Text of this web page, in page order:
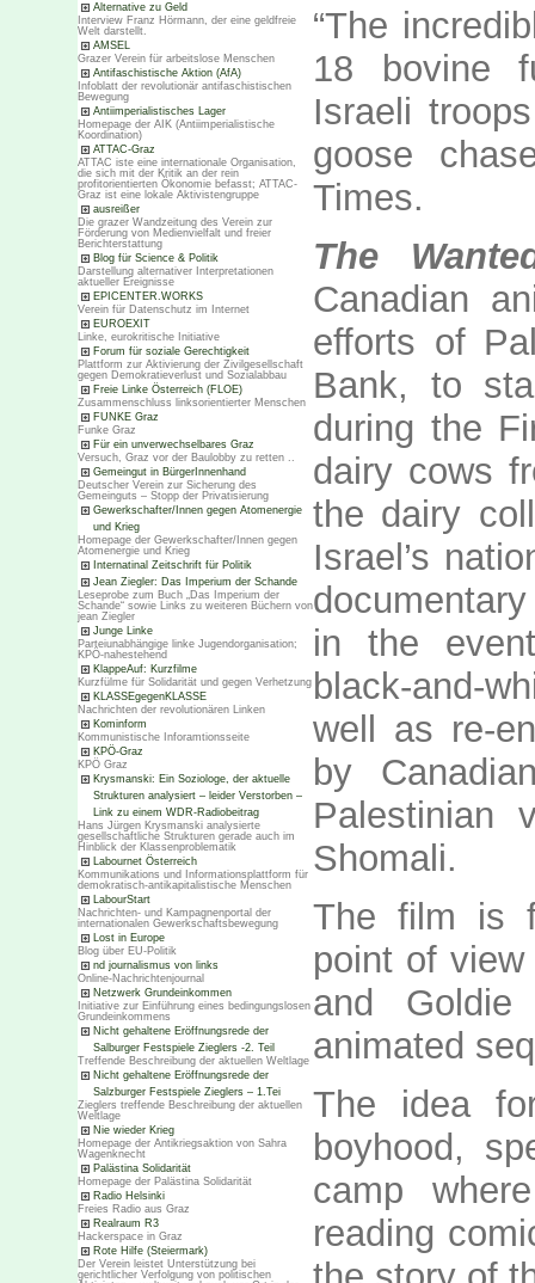
Alternative zu Geld
Interview Franz Hörmann, der eine geldfreie
Welt darstellt.
AMSEL
Grazer Verein für arbeitslose Menschen
Antifaschistische Aktion (AfA)
Infoblatt der revolutionär antifaschistischen
Bewegung
Antiimperialistisches Lager
Homepage der AIK (Antiimperialistische
Koordination)
ATTAC-Graz
ATTAC iste eine internationale Organisation,
die sich mit der Kritik an der rein
profitorientierten Ökonomie befasst; ATTAC-
Graz ist eine lokale Aktivistengruppe
ausreißer
Die grazer Wandzeitung des Verein zur
Förderung von Medienvielfalt und freier
Berichterstattung
Blog für Science & Politik
Darstellung alternativer Interpretationen
aktueller Ereignisse
EPICENTER.WORKS
Verein für Datenschutz im Internet
EUROEXIT
Linke, eurokritische Initiative
Forum für soziale Gerechtigkeit
Plattform zur Aktivierung der Zivilgesellschaft
gegen Demokratieverlust und Sozialabbau
Freie Linke Österreich (FLOE)
Zusammenschluss linksorientierter Menschen
FUNKE Graz
Funke Graz
Für ein unverwechselbares Graz
Versuch, Graz vor der Baulobby zu retten ..
Gemeingut in BürgerInnenhand
Deutscher Verein zur Sicherung des
Gemeinguts – Stopp der Privatisierung
Gewerkschafter/Innen gegen Atomenergie
und Krieg
Homepage der Gewerkschafter/Innen gegen
Atomenergie und Krieg
Internatinal Zeitschrift für Politik
Jean Ziegler: Das Imperium der Schande
Leseprobe zum Buch „Das Imperium der
Schande“ sowie Links zu weiteren Büchern von
jean Ziegler
Junge Linke
Parteiunabhängige linke Jugendorganisation;
KPÖ-nahestehend
KlappeAuf: Kurzfilme
Kurzfülme für Solidarität und gegen Verhetzung
KLASSEgegenKLASSE
Nachrichten der revolutionären Linken
Kominform
Kommunistische Inforamtionsseite
KPÖ-Graz
KPÖ Graz
Krysmanski: Ein Soziologe, der aktuelle
Strukturen analysiert – leider Verstorben –
Link zu einem WDR-Radiobeitrag
Hans Jürgen Krysmanski analysierte
gesellschaftliche Strukturen gerade auch im
Hinblick der Klassenproblematik
Labournet Österreich
Kommunikations und Informationsplattform für
demokratisch-antikapitalistische Menschen
LabourStart
Nachrichten- und Kampagnenportal der
internationalen Gewerkschaftsbewegung
Lost in Europe
Blog über EU-Politik
nd journalismus von links
Online-Nachrichtenjournal
Netzwerk Grundeinkommen
Initiative zur Einführung eines bedingungslosen
Grundeinkommens
Nicht gehaltene Eröffnungsrede der
Salburger Festspiele Zieglers -2. Teil
Treffende Beschreibung der aktuellen Weltlage
Nicht gehaltene Eröffnungsrede der
Salzburger Festspiele Zieglers – 1.Tei
Zieglers treffende Beschreibung der aktuellen
Weltlage
Nie wieder Krieg
Homepage der Antikriegsaktion von Sahra
Wagenknecht
Palästina Solidarität
Homepage der Palästina Solidarität
Radio Helsinki
Freies Radio aus Graz
Realraum R3
Hackerspace in Graz
Rote Hilfe (Steiermark)
Der Verein leistet Unterstützung bei
gerichtlicher Verfolgung von politischen
“The
18 bovine
Israeli
goose
Times.
The
Canadian
efforts of
Bank, to
during the
dairy cows
the dairy
Israel’s
in the
black-and-
well as re-
by
Palestinian
Shomali.
The film is
point of
and
animated
The idea
boyhood,
camp
reading